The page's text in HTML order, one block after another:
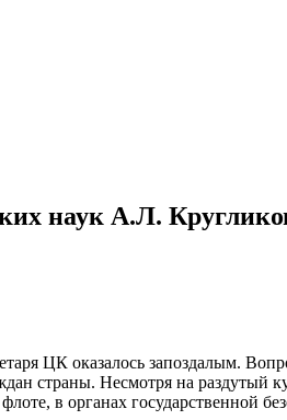
наук А.Л.
ЦК оказалось запоздалым.
страны. Несмотря на раздутый
в органах государственной